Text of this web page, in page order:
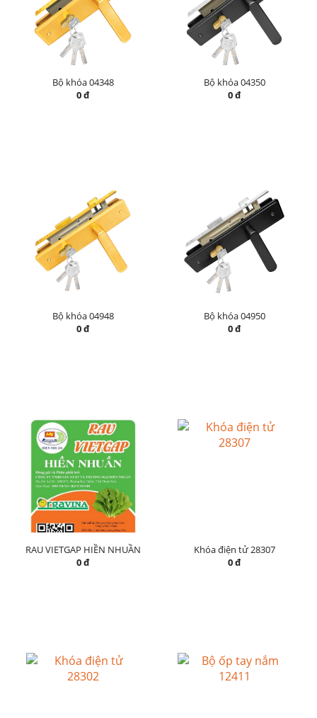
Bộ khóa 04348
0 đ
Bộ khóa 04350
0 đ
Bộ khóa 04948
0 đ
Bộ khóa 04950
0 đ
RAU VIETGAP HIỀN NHUẦN
0 đ
Khóa điện tử 28307
0 đ